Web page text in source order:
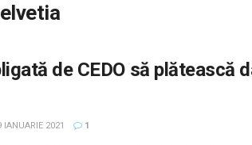
de CEDO să plătească
2021 1